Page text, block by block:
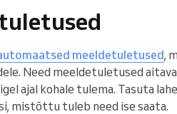
meeldetuletused,
Need meeldetuletused
ajal kohale tulema. Tasuta
mistõttu tuleb need ise saata.